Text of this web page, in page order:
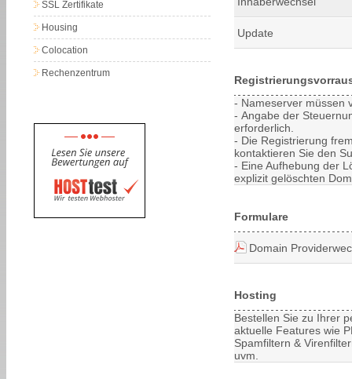
SSL Zertifikate
Housing
Colocation
Rechenzentrum
Update
- Nameserver müssen
- Angabe der
erforderlich.
- Die Registrierung
kontaktieren Sie den
- Eine Aufhebung der
explizit gelöschten
Formulare
Domain
Hosting
Bestellen Sie zu Ihrer
aktuelle Features wie
Spamfiltern &
uvm.